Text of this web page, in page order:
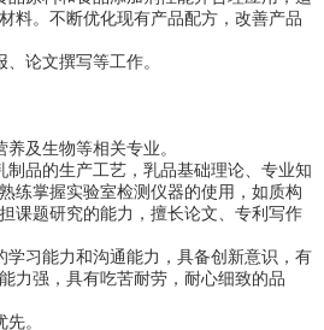
料。不断优化现有产品配方，改善产品
、论文撰写等工作。
养及生物等相关专业。
制品的生产工艺，乳品基础理论、专业知
练掌握实验室检测仪器的使用，如质构
课题研究的能力，擅长论文、专利写作
学习能力和沟通能力，具备创新意识，有
力强，具有吃苦耐劳，耐心细致的品
。